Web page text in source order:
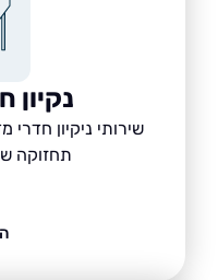
נקיון חדרי
שירותי ניקיון חדרי מדרגות
תחזוקה שוטפת